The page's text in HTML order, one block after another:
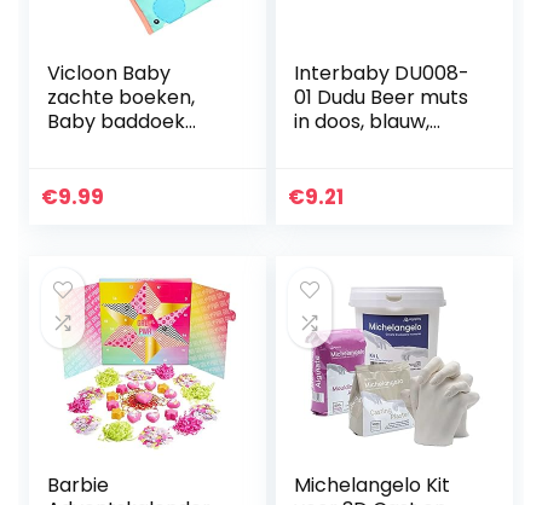
Vicloon Baby
zachte boeken,
Baby baddoek
jaar oude peuters
€9.99
Interbaby DU008-
01 Dudu Beer muts
in doos, blauw,
€9.21
Barbie
Michelangelo Kit